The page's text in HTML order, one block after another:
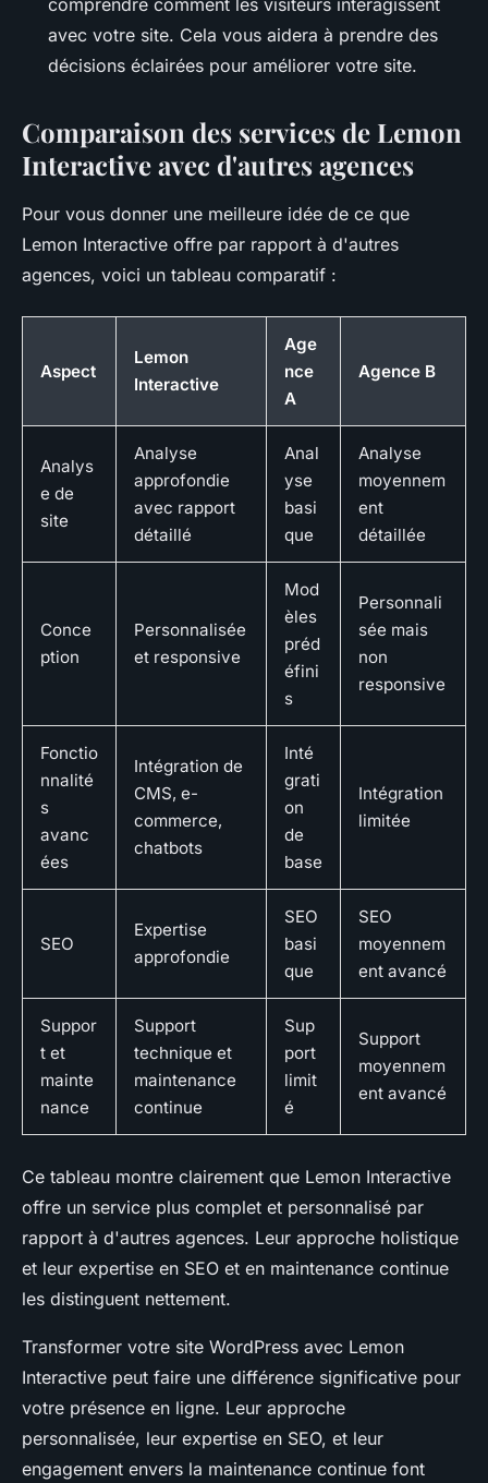
avec votre site. Cela vous aidera à prendre des
décisions éclairées pour améliorer votre site.
Comparaison des services de Lemon
Interactive avec d'autres agences
Pour vous donner une meilleure idée de ce que
Lemon Interactive offre par rapport à d'autres
agences, voici un tableau comparatif :
Aspect
Lemon
Interactive
Age
nce
A
Agence B
Analys
e de
site
Analyse
approfondie
avec rapport
détaillé
Anal
yse
basi
que
Analyse
moyennem
ent
détaillée
Conce
ption
Personnalisée
et responsive
Mod
èles
préd
éfini
s
Personnali
sée mais
non
responsive
Fonctio
nnalité
s
avanc
ées
Intégration de
CMS, e-
commerce,
chatbots
Inté
grati
on
de
base
Intégration
limitée
SEO
Expertise
approfondie
SEO
basi
que
SEO
moyennem
ent avancé
Suppor
t et
mainte
nance
Support
technique et
maintenance
continue
Sup
port
limit
é
Support
moyennem
ent avancé
Ce tableau montre clairement que Lemon Interactive
offre un service plus complet et personnalisé par
rapport à d'autres agences. Leur approche holistique
et leur expertise en SEO et en maintenance continue
les distinguent nettement.
Transformer votre site WordPress avec Lemon
Interactive peut faire une différence significative pour
votre présence en ligne. Leur approche
personnalisée, leur expertise en SEO, et leur
engagement envers la maintenance continue font